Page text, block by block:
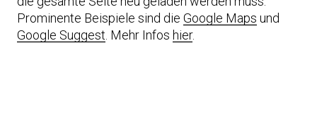
Prominente Beispiele sind die Google Maps und
Google Suggest . Mehr Infos hier.